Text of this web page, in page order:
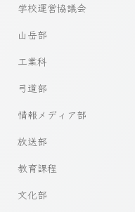
学校運営協議会
山岳部
工業科
弓道部
情報メディア部
放送部
教育課程
文化部